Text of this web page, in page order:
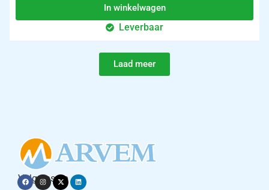
In winkelwagen
Leverbaar
Laad meer
Volg ons op